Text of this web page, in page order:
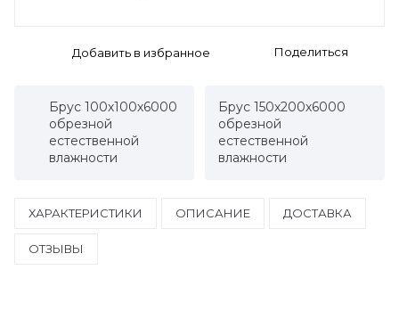
Поделиться
Брус 100х100х6000
обрезной
естественной
влажности
Брус 150х200х6000
обрезной
естественной
влажности
ХАРАКТЕРИСТИКИ ОПИСАНИЕ ДОСТАВКА
ОТЗЫВЫ